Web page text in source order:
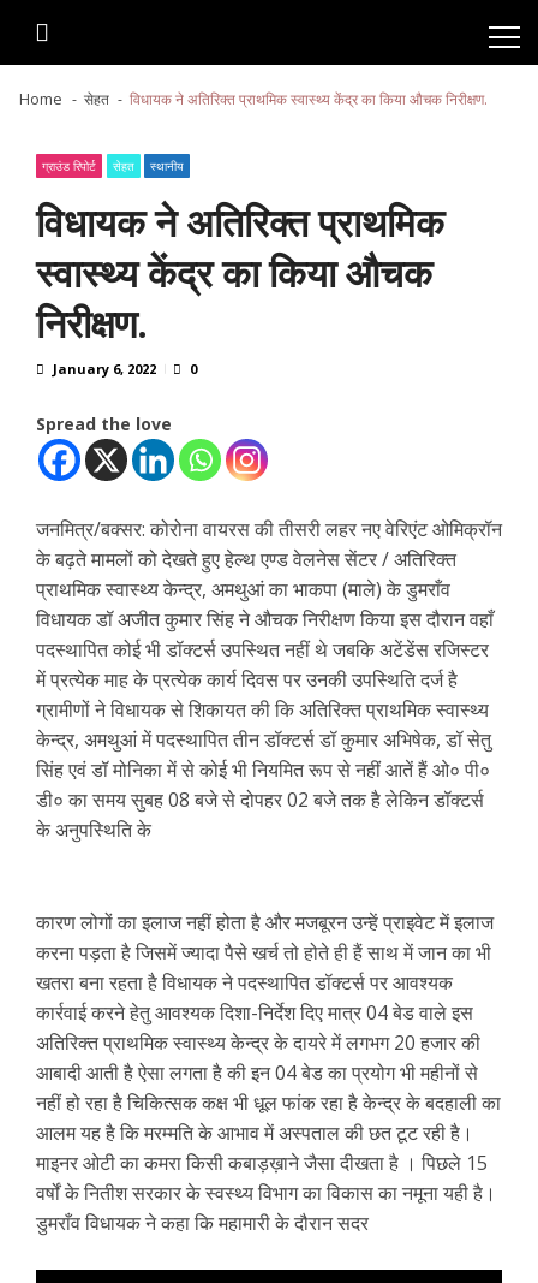
Home सेहत विधायक ने अतिरिक्त प्राथमिक स्वास्थ्य केंद्र का किया औचक निरीक्षण.
ग्राउंड रिपोर्ट सेहत स्थानीय
विधायक ने अतिरिक्त प्राथमिक
स्वास्थ्य केंद्र का किया औचक
निरीक्षण.
January 6, 2022 0
Spread the love
जनमित्र/बक्सर: कोरोना वायरस की तीसरी लहर नए वेरिएंट ओमिक्रॉन
के बढ़ते मामलों को देखते हुए हेल्थ एण्ड वेलनेस सेंटर / अतिरिक्त
प्राथमिक स्वास्थ्य केन्द्र, अमथुआं का भाकपा (माले) के डुमराँव
विधायक डॉ अजीत कुमार सिंह ने औचक निरीक्षण किया इस दौरान वहाँ
पदस्थापित कोई भी डॉक्टर्स उपस्थित नहीं थे जबकि अटेंडेंस रजिस्टर
में प्रत्येक माह के प्रत्येक कार्य दिवस पर उनकी उपस्थिति दर्ज है
ग्रामीणों ने विधायक से शिकायत की कि अतिरिक्त प्राथमिक स्वास्थ्य
केन्द्र, अमथुआं में पदस्थापित तीन डॉक्टर्स डॉ कुमार अभिषेक, डॉ सेतु
सिंह एवं डॉ मोनिका में से कोई भी नियमित रूप से नहीं आतें हैं ओ० पी०
डी० का समय सुबह 08 बजे से दोपहर 02 बजे तक है लेकिन डॉक्टर्स
के अनुपस्थिति के
कारण लोगों का इलाज नहीं होता है और मजबूरन उन्हें प्राइवेट में इलाज
करना पड़ता है जिसमें ज्यादा पैसे खर्च तो होते ही हैं साथ में जान का भी
खतरा बना रहता है विधायक ने पदस्थापित डॉक्टर्स पर आवश्यक
कार्रवाई करने हेतु आवश्यक दिशा-निर्देश दिए मात्र 04 बेड वाले इस
अतिरिक्त प्राथमिक स्वास्थ्य केन्द्र के दायरे में लगभग 20 हजार की
आबादी आती है ऐसा लगता है की इन 04 बेड का प्रयोग भी महीनों से
नहीं हो रहा है चिकित्सक कक्ष भी धूल फांक रहा है केन्द्र के बदहाली का
आलम यह है कि मरम्मति के आभाव में अस्पताल की छत टूट रही है।
माइनर ओटी का कमरा किसी कबाड़ख़ाने जैसा दीखता है । पिछले 15
वर्षों के नितीश सरकार के स्वस्थ्य विभाग का विकास का नमूना यही है।
डुमराँव विधायक ने कहा कि महामारी के दौरान सदर